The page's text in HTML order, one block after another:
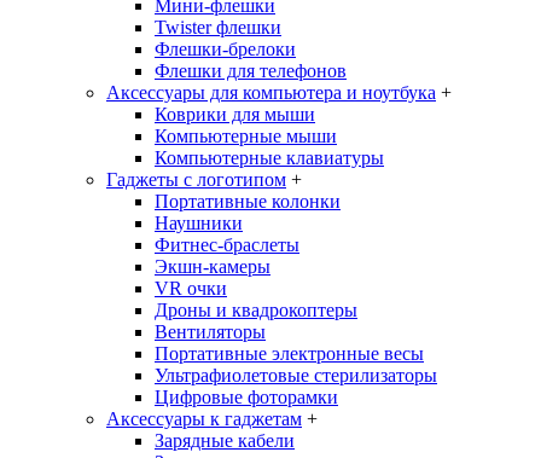
Мини-флешки
Twister флешки
Флешки-брелоки
Флешки для телефонов
Аксессуары для компьютера и ноутбука +
Коврики для мыши
Компьютерные мыши
Компьютерные клавиатуры
Гаджеты с логотипом +
Портативные колонки
Наушники
Фитнес-браслеты
Экшн-камеры
VR очки
Дроны и квадрокоптеры
Вентиляторы
Портативные электронные весы
Ультрафиолетовые стерилизаторы
Цифровые фоторамки
Аксессуары к гаджетам +
Зарядные кабели